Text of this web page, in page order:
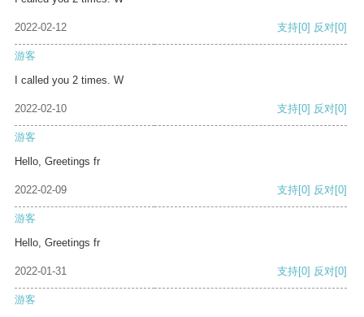
2022-02-12 支持[0] 反对[0]
游客
I called you 2 times. W
2022-02-10 支持[0] 反对[0]
游客
Hello, Greetings fr
2022-02-09 支持[0] 反对[0]
游客
Hello, Greetings fr
2022-01-31 支持[0] 反对[0]
游客